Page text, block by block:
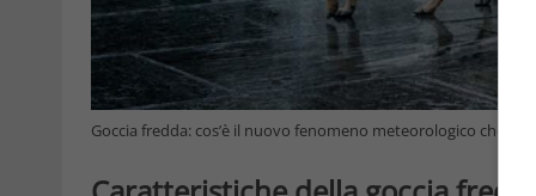
Goccia fredda: cos’è il nuovo fenomeno meteorologico che ha